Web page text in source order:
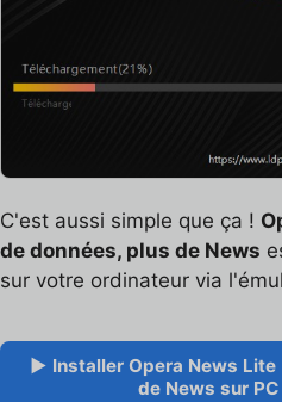
C'est aussi simple que ça !
de données, plus de News
sur votre ordinateur via
▶ Installer Opera News
de News sur